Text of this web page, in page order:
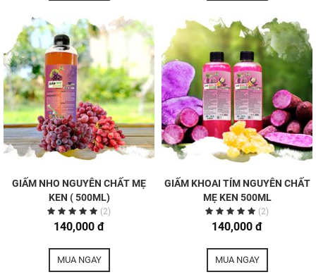
GIẤM NHO NGUYÊN CHẤT MẸ
KEN ( 500ML)
(2)
140,000 đ
MUA NGAY
GIẤM KHOAI TÍM NGUYÊN CHẤT
MẸ KEN 500ML
(2)
140,000 đ
MUA NGAY